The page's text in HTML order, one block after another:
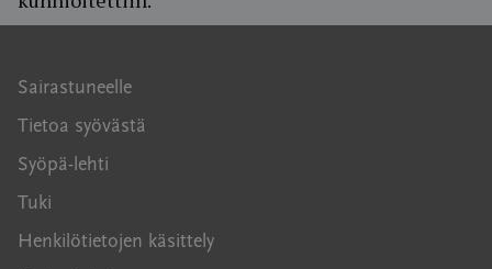
Sairastuneelle
Tietoa syövästä
Syöpä-lehti
Tuki
Henkilötietojen käsittely